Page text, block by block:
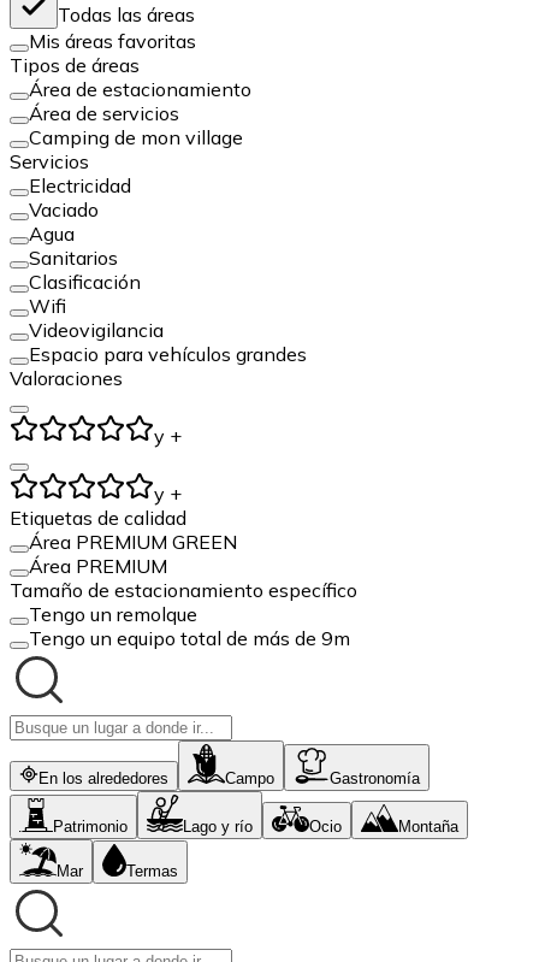
Todas las áreas
Mis áreas favoritas
Tipos de áreas
Área de estacionamiento
Área de servicios
Camping de mon village
Servicios
Electricidad
Vaciado
Agua
Sanitarios
Clasificación
Wifi
Videovigilancia
Espacio para vehículos grandes
Valoraciones
y +
y +
Etiquetas de calidad
Área PREMIUM GREEN
Área PREMIUM
Tamaño de estacionamiento específico
Tengo un remolque
Tengo un equipo total de más de 9m
En los alrededores Campo Gastronomía
Patrimonio Lago y río Ocio Montaña
Mar Termas